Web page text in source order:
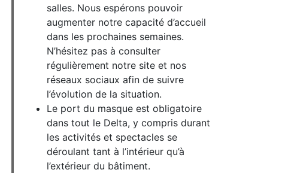
salles. Nous espérons pouvoir
augmenter notre capacité d’accueil
dans les prochaines semaines.
N’hésitez pas à consulter
régulièrement notre site et nos
réseaux sociaux afin de suivre
l’évolution de la situation.
Le port du masque est obligatoire
dans tout le Delta, y compris durant
les activités et spectacles se
déroulant tant à l’intérieur qu’à
l’extérieur du bâtiment.